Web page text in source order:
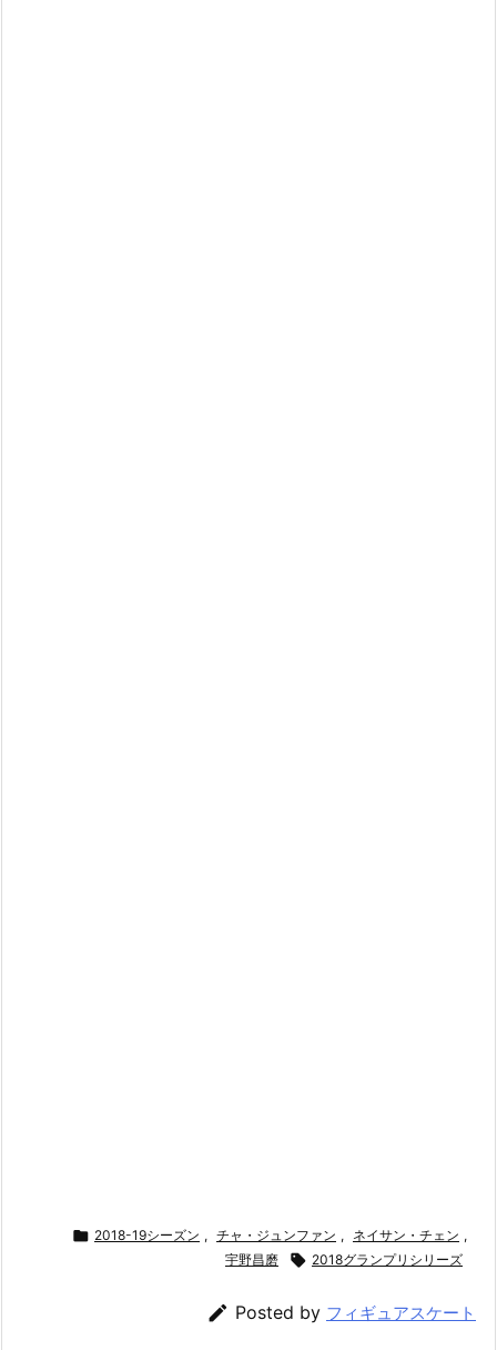
 2018-19シーズン , チャ・ジュンファン , ネイサン・チェン ,
宇野昌磨
 2018グランプリシリーズ
 Posted by フィギュアスケート